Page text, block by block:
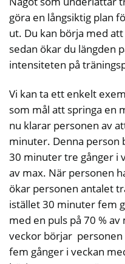
göra en långsiktig plan
ut. Du kan börja med
sedan ökar du längden
intensiteten på
Vi kan ta ett enkelt
som mål att springa en
nu klarar personen av
minuter. Denna person
30 minuter tre gånger i
av max. När personen
ökar personen antalet
istället 30 minuter fem
med en puls på 70 %
veckor börjar
fem gånger i veckan